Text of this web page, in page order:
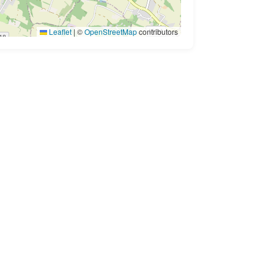
Leaflet | ©OpenStreetMapcontributors